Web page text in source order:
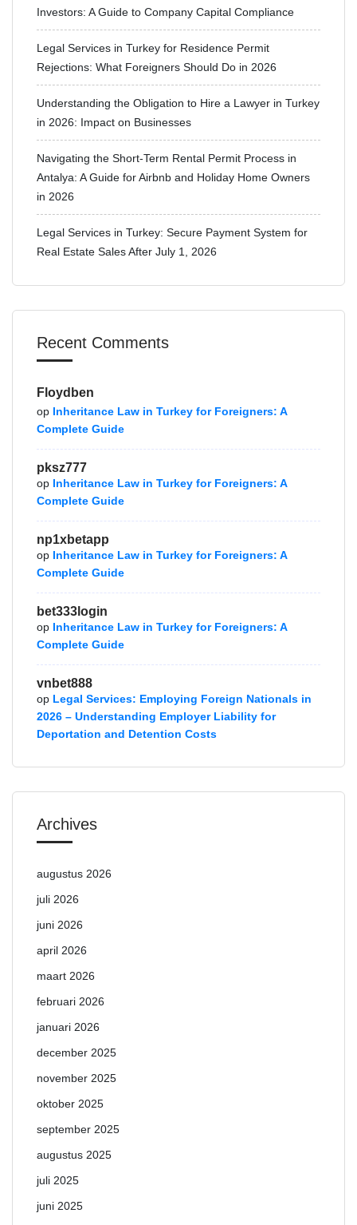
Investors: A Guide to Company Capital Compliance
Legal Services in Turkey for Residence Permit
Rejections: What Foreigners Should Do in 2026
Understanding the Obligation to Hire a Lawyer in Turkey
in 2026: Impact on Businesses
Navigating the Short-Term Rental Permit Process in
Antalya: A Guide for Airbnb and Holiday Home Owners
in 2026
Legal Services in Turkey: Secure Payment System for
Real Estate Sales After July 1, 2026
Recent Comments
Floydben
op Inheritance Law in Turkey for Foreigners: A
Complete Guide
pksz777
op Inheritance Law in Turkey for Foreigners: A
Complete Guide
np1xbetapp
op Inheritance Law in Turkey for Foreigners: A
Complete Guide
bet333login
op Inheritance Law in Turkey for Foreigners: A
Complete Guide
vnbet888
op Legal Services: Employing Foreign Nationals in
2026 – Understanding Employer Liability for
Deportation and Detention Costs
Archives
augustus 2026
juli 2026
juni 2026
april 2026
maart 2026
februari 2026
januari 2026
december 2025
november 2025
oktober 2025
september 2025
augustus 2025
juli 2025
juni 2025